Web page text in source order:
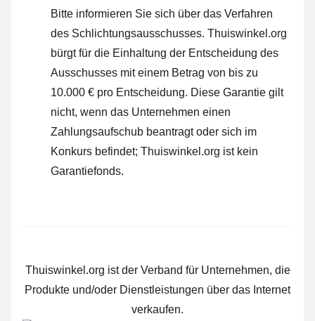
Bitte informieren Sie sich über das Verfahren
des Schlichtungsausschusses. Thuiswinkel.org
bürgt für die Einhaltung der Entscheidung des
Ausschusses mit einem Betrag von bis zu
10.000 € pro Entscheidung. Diese Garantie gilt
nicht, wenn das Unternehmen einen
Zahlungsaufschub beantragt oder sich im
Konkurs befindet; Thuiswinkel.org ist kein
Garantiefonds.
Thuiswinkel.org ist der Verband für Unternehmen, die
Produkte und/oder Dienstleistungen über das Internet
verkaufen.